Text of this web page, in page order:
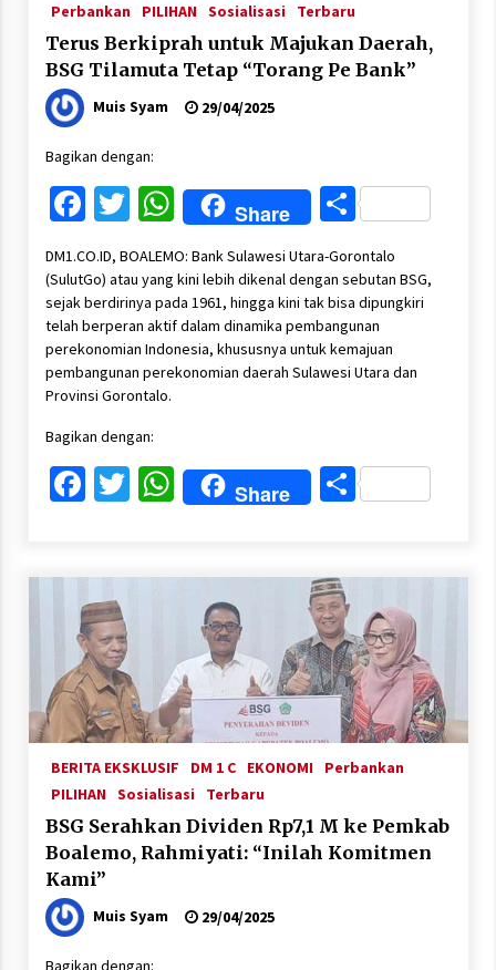
Perbankan
PILIHAN Sosialisasi Terbaru
Terus Berkiprah untuk Majukan Daerah,
BSG Tilamuta Tetap “Torang Pe Bank”
Muis Syam 29/04/2025
Bagikan dengan:
Facebook
Twitter
WhatsApp
Share Share
DM1.CO.ID, BOALEMO: Bank Sulawesi Utara-Gorontalo
(SulutGo) atau yang kini lebih dikenal dengan sebutan BSG,
sejak berdirinya pada 1961, hingga kini tak bisa dipungkiri
telah berperan aktif dalam dinamika pembangunan
perekonomian Indonesia, khususnya untuk kemajuan
pembangunan perekonomian daerah Sulawesi Utara dan
Provinsi Gorontalo.
Bagikan dengan:
Facebook
Twitter
WhatsApp
Share Share
BERITA EKSKLUSIF DM 1 C EKONOMI
Perbankan
PILIHAN Sosialisasi Terbaru
BSG Serahkan Dividen Rp7,1 M ke Pemkab
Boalemo, Rahmiyati: “Inilah Komitmen
Kami”
Muis Syam 29/04/2025
Bagikan dengan: